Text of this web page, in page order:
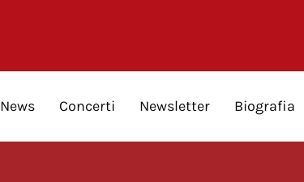
News Concerti Newsletter Biografia